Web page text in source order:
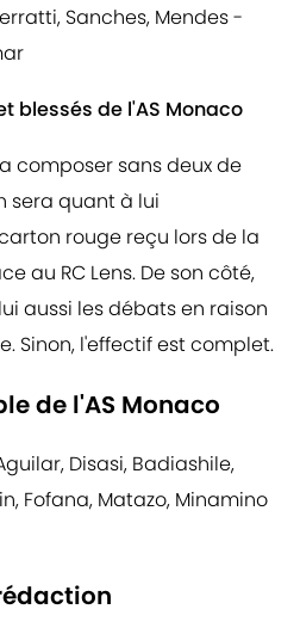
Sanches, Mendes -
blessés de l'AS Monaco
composer sans deux de
sera quant à lui
rouge reçu lors de la
au RC Lens. De son côté,
aussi les débats en raison
Sinon, l'effectif est complet.
de l'AS Monaco
Disasi, Badiashile,
Fofana, Matazo, Minamino